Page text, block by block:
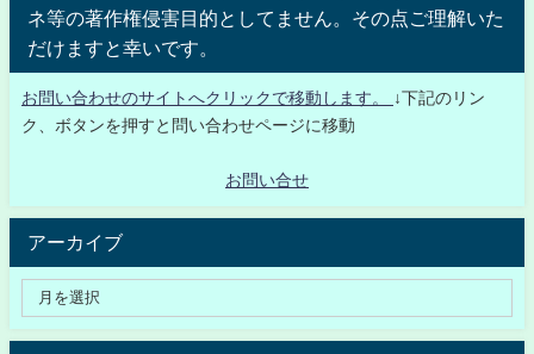
ネ等の著作権侵害目的としてません。その点ご理解いた
だけますと幸いです。
お問い合わせのサイトへクリックで移動します。
↓下記のリン
ク、ボタンを押すと問い合わせページに移動
お問い合せ
アーカイブ